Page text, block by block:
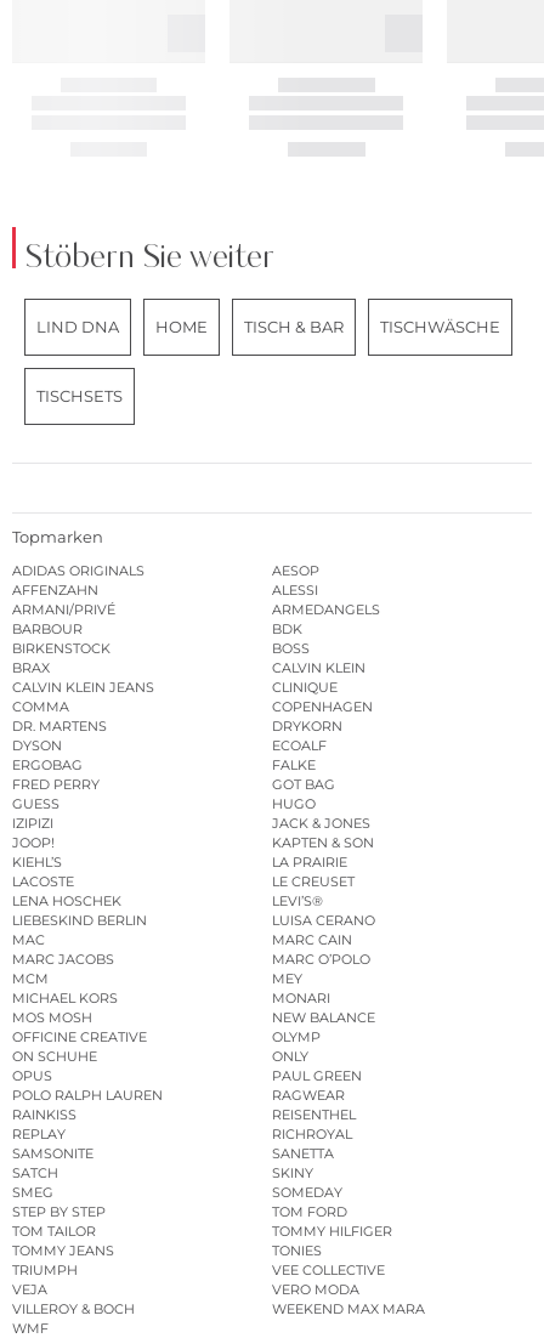
Stöbern Sie weiter
LIND DNA HOME TISCH & BAR TISCHWÄSCHE
TISCHSETS
Topmarken
ADIDAS ORIGINALS
AESOP
AFFENZAHN
ALESSI
ARMANI/PRIVÉ
ARMEDANGELS
BARBOUR
BDK
BIRKENSTOCK
BOSS
BRAX
CALVIN KLEIN
CALVIN KLEIN JEANS
CLINIQUE
COMMA
COPENHAGEN
DR. MARTENS
DRYKORN
DYSON
ECOALF
ERGOBAG
FALKE
FRED PERRY
GOT BAG
GUESS
HUGO
IZIPIZI
JACK & JONES
JOOP!
KAPTEN & SON
KIEHL’S
LA PRAIRIE
LACOSTE
LE CREUSET
LENA HOSCHEK
LEVI’S®
LIEBESKIND BERLIN
LUISA CERANO
MAC
MARC CAIN
MARC JACOBS
MARC O’POLO
MCM
MEY
MICHAEL KORS
MONARI
MOS MOSH
NEW BALANCE
OFFICINE CREATIVE
OLYMP
ON SCHUHE
ONLY
OPUS
PAUL GREEN
POLO RALPH LAUREN
RAGWEAR
RAINKISS
REISENTHEL
REPLAY
RICHROYAL
SAMSONITE
SANETTA
SATCH
SKINY
SMEG
SOMEDAY
STEP BY STEP
TOM FORD
TOM TAILOR
TOMMY HILFIGER
TOMMY JEANS
TONIES
TRIUMPH
VEE COLLECTIVE
VEJA
VERO MODA
VILLEROY & BOCH
WEEKEND MAX MARA
WMF